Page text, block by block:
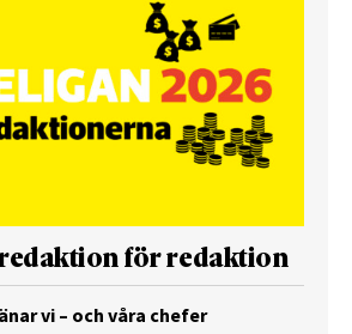
för redaktion
vi – och våra chefer